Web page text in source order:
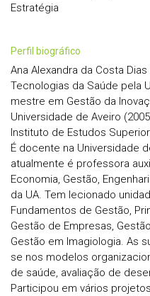
Estratégia
perfil biográfico
Ana Alexandra da Costa
Tecnologias da Saúde pela
mestre em Gestão da
Universidade de Aveiro
Instituto de Estudos
É docente na Universidade
atualmente é professora
Economia, Gestão,
da UA. Tem lecionado
Fundamentos de Gestão,
Gestão de Empresas,
Gestão em Imagiologia. As
se nos modelos
de saúde, avaliação de
Participou em vários